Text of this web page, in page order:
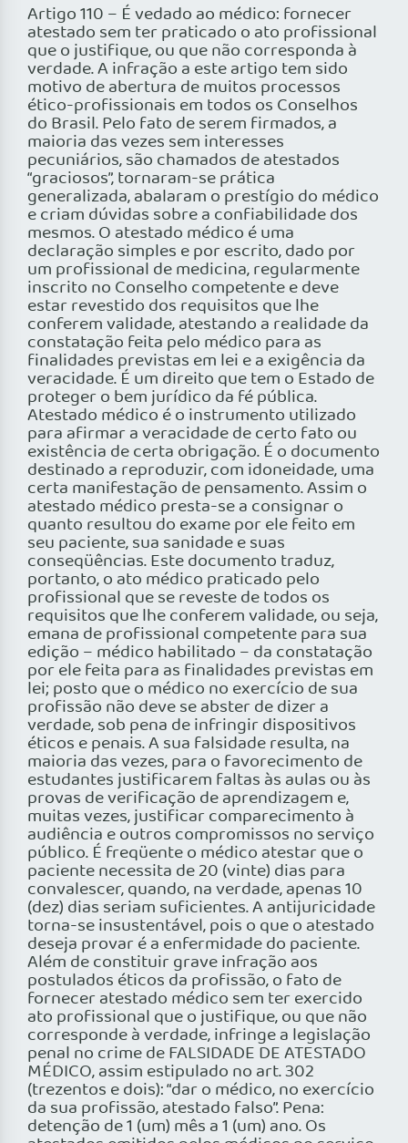
Artigo 110 – É vedado ao médico: fornecer
atestado sem ter praticado o ato profissional
que o justifique, ou que não corresponda à
verdade. A infração a este artigo tem sido
motivo de abertura de muitos processos
ético-profissionais em todos os Conselhos
do Brasil. Pelo fato de serem firmados, a
maioria das vezes sem interesses
pecuniários, são chamados de atestados
“graciosos”, tornaram-se prática
generalizada, abalaram o prestígio do médico
e criam dúvidas sobre a confiabilidade dos
mesmos. O atestado médico é uma
declaração simples e por escrito, dado por
um profissional de medicina, regularmente
inscrito no Conselho competente e deve
estar revestido dos requisitos que lhe
conferem validade, atestando a realidade da
constatação feita pelo médico para as
finalidades previstas em lei e a exigência da
veracidade. É um direito que tem o Estado de
proteger o bem jurídico da fé pública.
Atestado médico é o instrumento utilizado
para afirmar a veracidade de certo fato ou
existência de certa obrigação. É o documento
destinado a reproduzir, com idoneidade, uma
certa manifestação de pensamento. Assim o
atestado médico presta-se a consignar o
quanto resultou do exame por ele feito em
seu paciente, sua sanidade e suas
conseqüências. Este documento traduz,
portanto, o ato médico praticado pelo
profissional que se reveste de todos os
requisitos que lhe conferem validade, ou seja,
emana de profissional competente para sua
edição – médico habilitado – da constatação
por ele feita para as finalidades previstas em
lei; posto que o médico no exercício de sua
profissão não deve se abster de dizer a
verdade, sob pena de infringir dispositivos
éticos e penais. A sua falsidade resulta, na
maioria das vezes, para o favorecimento de
estudantes justificarem faltas às aulas ou às
provas de verificação de aprendizagem e,
muitas vezes, justificar comparecimento à
audiência e outros compromissos no serviço
público. É freqüente o médico atestar que o
paciente necessita de 20 (vinte) dias para
convalescer, quando, na verdade, apenas 10
(dez) dias seriam suficientes. A antijuricidade
torna-se insustentável, pois o que o atestado
deseja provar é a enfermidade do paciente.
Além de constituir grave infração aos
postulados éticos da profissão, o fato de
fornecer atestado médico sem ter exercido
ato profissional que o justifique, ou que não
corresponde à verdade, infringe a legislação
penal no crime de FALSIDADE DE ATESTADO
MÉDICO, assim estipulado no art. 302
(trezentos e dois): “dar o médico, no exercício
da sua profissão, atestado falso”. Pena:
detenção de 1 (um) mês a 1 (um) ano. Os